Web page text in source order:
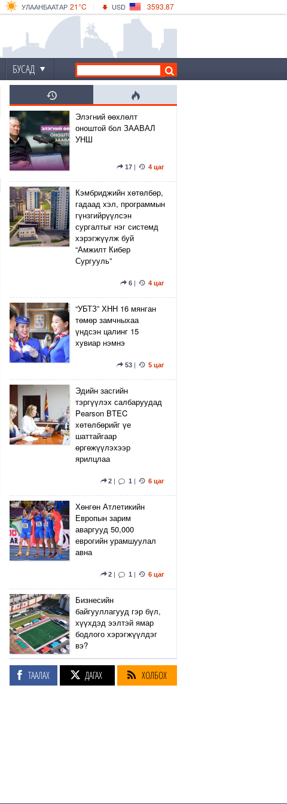
21°C
УЛААНБААТАР
26°C
ДАРХАН
22°C
ЭРДЭНЭТ
USD 3593.87
4141.04
БУСАД
Элэгний өөхлөлт
оноштой бол ЗААВАЛ
УНШ
17| 4 цаг
Кэмбриджийн хөтөлбөр,
гадаад хэл, программын
гүнзгийрүүлсэн
сургалтыг нэг системд
хэрэгжүүлж буй
“Амжилт Кибер
Сургууль”
6| 4 цаг
“УБТЗ” ХНН 16 мянган
төмөр замчныхаа
үндсэн цалинг 15
хувиар нэмнэ
53| 5 цаг
Эдийн засгийн
тэргүүлэх салбаруудад
Pearson BTEC
хөтөлбөрийг үе
шаттайгаар
өргөжүүлэхээр
ярилцлаа
2 | 1 | 6 цаг
Хөнгөн Атлетикийн
Европын зарим
аваргууд 50,000
еврогийн урамшуулал
авна
2 | 1 | 6 цаг
Бизнесийн
байгууллагууд гэр бүл,
хүүхдэд ээлтэй ямар
бодлого хэрэгжүүлдэг
вэ?
5| 2| 7 цаг
ТААЛАХ ДАГАХ ХОЛБОХ